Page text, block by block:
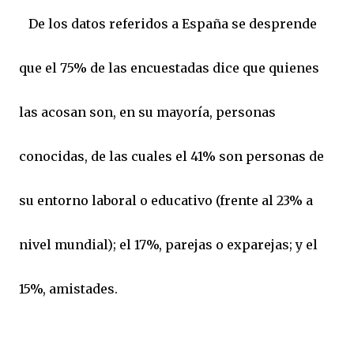
De los datos referidos a España se desprende
que el 75% de las encuestadas dice que quienes
las acosan son, en su mayoría, personas
conocidas, de las cuales el 41% son personas de
su entorno laboral o educativo (frente al 23% a
nivel mundial); el 17%, parejas o exparejas; y el
15%, amistades.